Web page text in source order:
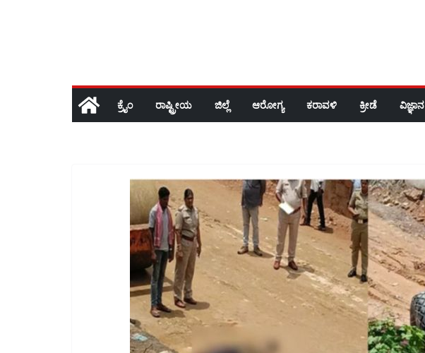
ಕ್ರೈಂ ರಾಷ್ಟ್ರೀಯ ಜಿಲ್ಲೆ ಆರೋಗ್ಯ ಕರಾವಳಿ ಕ್ರೀಡೆ ವಿಜ್ಞಾನ